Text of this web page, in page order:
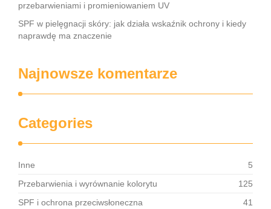
przebarwieniami i promieniowaniem UV
SPF w pielęgnacji skóry: jak działa wskaźnik ochrony i kiedy
naprawdę ma znaczenie
Najnowsze komentarze
Categories
Inne
5
Przebarwienia i wyrównanie kolorytu
125
SPF i ochrona przeciwsłoneczna
41